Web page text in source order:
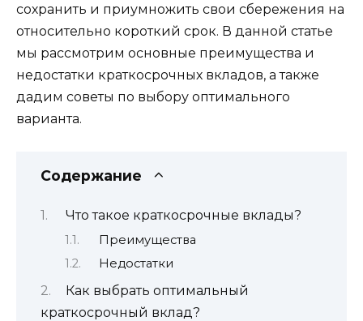
сохранить и приумножить свои сбережения на
относительно короткий срок. В данной статье
мы рассмотрим основные преимущества и
недостатки краткосрочных вкладов, а также
дадим советы по выбору оптимального
варианта.
Содержание
Что такое краткосрочные вклады?
Преимущества
Недостатки
Как выбрать оптимальный
краткосрочный вклад?